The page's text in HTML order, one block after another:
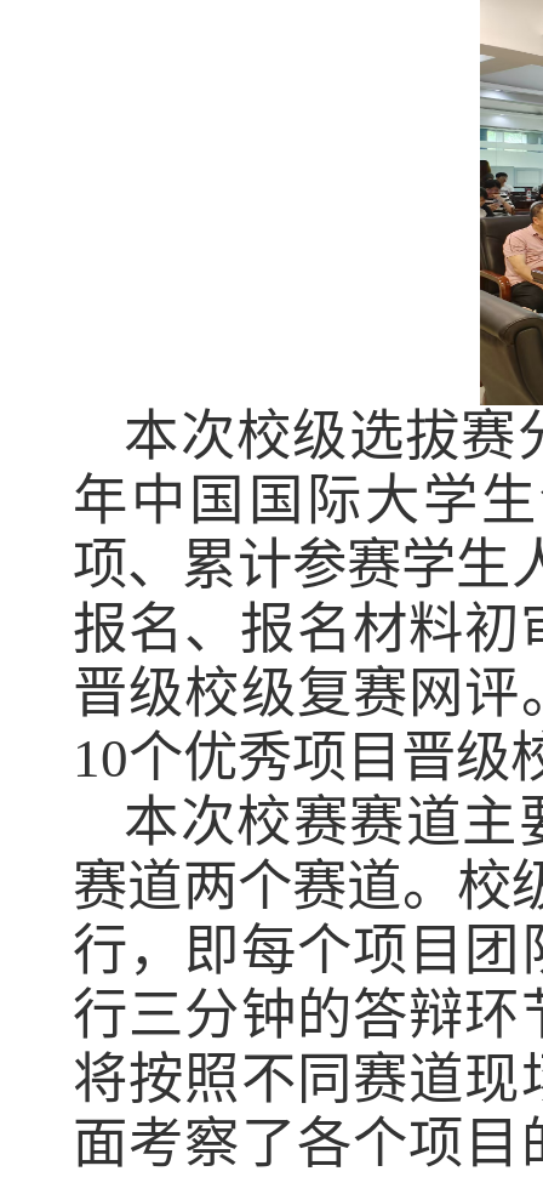
本次校级选拔赛
年中国国际大学
项、累计参赛学生
报名、报名材料
晋级校级复赛网
10个优秀项目晋级
本次校赛赛道主
赛道两个赛道。校
行，即每个项目
行三分钟的答辩
将按照不同赛道
面考察了各个项